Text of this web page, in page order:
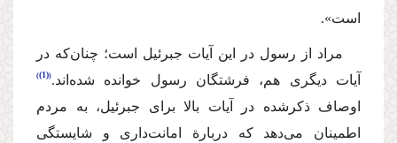
است».
مراد از رسول در این آیات جبرئیل است؛ چنان‌كه در
آیات دیگری هم، فرشتگان رسول خوانده شده‌اند. (1)
اوصاف ذكرشده در آیات بالا برای جبرئیل، به ‌مردم
اطمینان می‌دهد كه دربارة امانت‌داری و شایستگی